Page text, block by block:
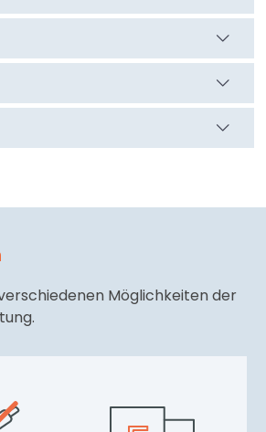
Möglichkeiten der